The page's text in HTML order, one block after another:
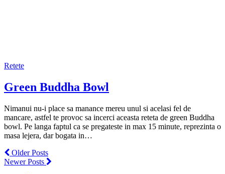
Retete
Green Buddha Bowl
Nimanui nu-i place sa manance mereu unul si acelasi fel de
mancare, astfel te provoc sa incerci aceasta reteta de green Buddha
bowl. Pe langa faptul ca se pregateste in max 15 minute, reprezinta o
masa lejera, dar bogata in…
Older Posts
Newer Posts